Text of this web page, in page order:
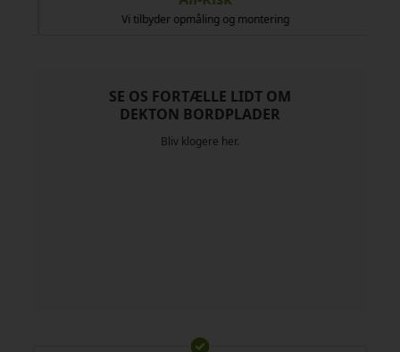
Vi tilbyder opmåling og montering
SE OS FORTÆLLE LIDT OM
DEKTON BORDPLADER
Bliv klogere her.